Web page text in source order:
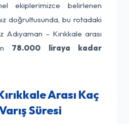
ekiplerimizce belirlenen
doğrultusunda, bu rotadaki
Adıyaman - Kırıkkale arası
78.000 liraya kadar
Arası Kaç
Süresi